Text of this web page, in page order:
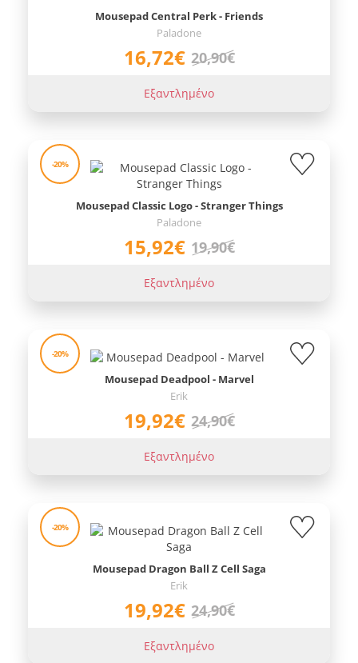
Mousepad Central Perk - Friends
Paladone
16,72€ 20,90€
Εξαντλημένο
-20%
Mousepad Classic Logo - Stranger Things
Paladone
15,92€ 19,90€
Εξαντλημένο
-20%
Mousepad Deadpool - Marvel
Erik
19,92€ 24,90€
Εξαντλημένο
-20%
Mousepad Dragon Ball Z Cell Saga
Erik
19,92€ 24,90€
Εξαντλημένο